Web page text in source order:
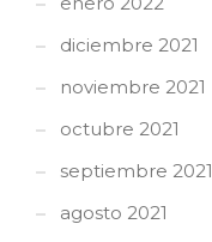
diciembre 2021
noviembre 2021
octubre 2021
septiembre 2021
agosto 2021